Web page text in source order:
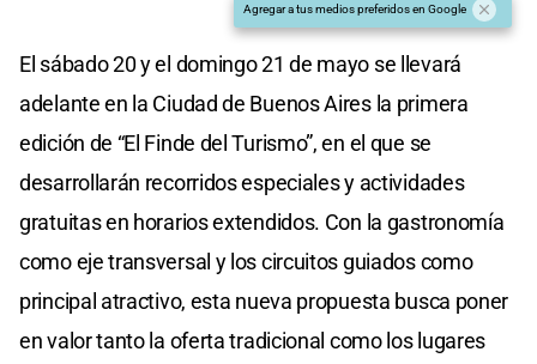
Agregar a tus medios preferidos en Google
El sábado 20 y el domingo 21 de mayo se llevará
adelante en la Ciudad de Buenos Aires la primera
edición de “El Finde del Turismo”, en el que se
desarrollarán recorridos especiales y actividades
gratuitas en horarios extendidos. Con la gastronomía
como eje transversal y los circuitos guiados como
principal atractivo, esta nueva propuesta busca poner
en valor tanto la oferta tradicional como los lugares